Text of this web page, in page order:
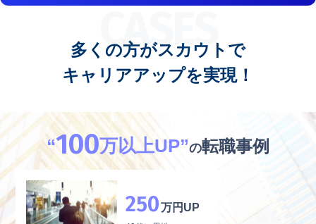
CASES
多くの方がスカウトで
キャリアアップを実現！
“100万以上UP”の転職事例
250万円UP